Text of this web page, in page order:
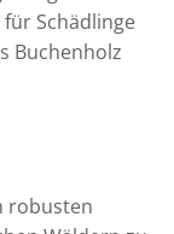
Schädlinge
Buchenholz
robusten